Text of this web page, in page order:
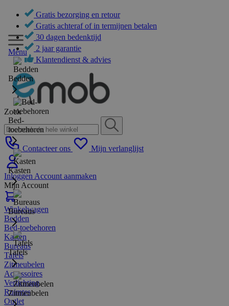
Gratis bezorging en retour
Gratis achteraf of in termijnen betalen
30 dagen bedenktijd
2 jaar garantie
Klantendienst & advies
Zoek
Contacteer ons Mijn verlanglijst
Inloggen Account aanmaken
Mijn Account
Winkelwagen
Menu
Bedden
Bed-
toebehoren
Kasten
Bureaus
Tafels
Zitmeubelen
Bedden
Bed-toebehoren
Kasten
Bureaus
Tafels
Zitmeubelen
Accessoires
Verlichting
Ruimtes
Outlet